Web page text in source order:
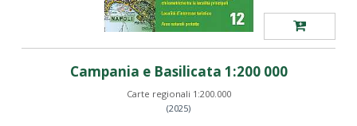
Campania e Basilicata 1:200 000
Carte regionali 1:200.000
(2025)